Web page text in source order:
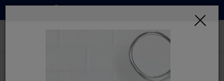
Categorias De Produtos